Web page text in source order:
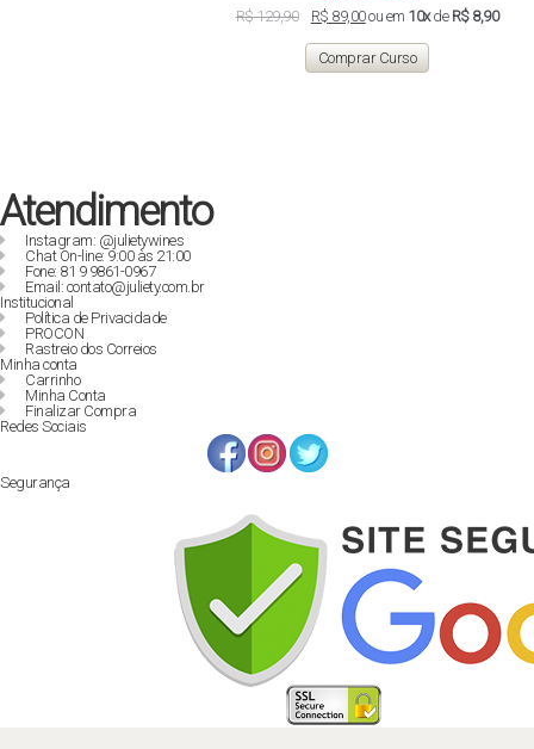
R$129,90
original
era:
R$ 129,90.
R$ 89,00O
atual
é:
R$ 89,00.
ou em 10xde R$ 8,90
Comprar Curso
Atendimento
Instagram: @julietywines
Chat On-line: 9:00 às 21:00
Fone: 81 9 9861-0967
Email: contato@juliety.com.br
Institucional
Política de Privacidade
PROCON
Rastreio dos Correios
Minha conta
Carrinho
Minha Conta
Finalizar Compra
Redes Sociais
Segurança